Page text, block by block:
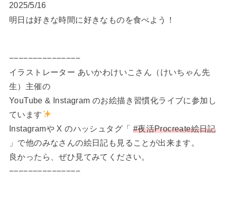
2025/5/16
明日は好きな時間に好きなものを食べよう！
−−−−−−−−−−−−−−−
イラストレーター あいかわけいこさん（けいちゃん先
生）主催の
YouTube & Instagram のお絵描き習慣化ライブに参加し
ています
Instagramや X のハッシュタグ「 #夜活Procreate絵日記
」で他のみなさんの絵日記も見ることが出来ます。
良かったら、ぜひ見てみてください。
−−−−−−−−−−−−−−−